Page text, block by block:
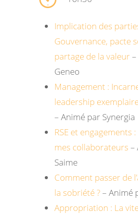
Implication des
Gouvernance, pacte
partage de la valeur–
Geneo
Management :
leadership
– Animé par Synergia
RSE et engagements
mes collaborateurs –
Saime
Comment passer de
la sobriété ?– Animé
Appropriation : La